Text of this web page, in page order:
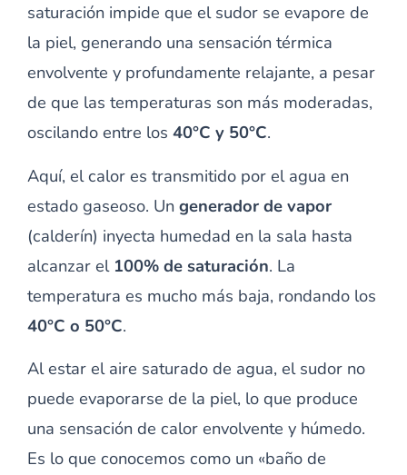
saturación impide que el sudor se evapore de
la piel, generando una sensación térmica
envolvente y profundamente relajante, a pesar
de que las temperaturas son más moderadas,
oscilando entre los 40°C y 50°C.
Aquí, el calor es transmitido por el agua en
estado gaseoso. Un generador de vapor
(calderín) inyecta humedad en la sala hasta
alcanzar el 100% de saturación. La
temperatura es mucho más baja, rondando los
40°C o 50°C.
Al estar el aire saturado de agua, el sudor no
puede evaporarse de la piel, lo que produce
una sensación de calor envolvente y húmedo.
Es lo que conocemos como un «baño de